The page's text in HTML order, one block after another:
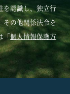
を認識し、独立行
その他関係法令を
「個人情報保護方